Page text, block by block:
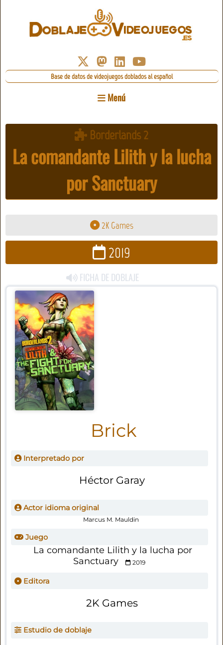
Base de datos de videojuegos doblados al español
Menú
Borderlands 2
La comandante Lilith y la lucha
por Sanctuary
2K Games
2019
FICHA DE DOBLAJE
Brick
Interpretado por
Héctor Garay
Actor idioma original
Marcus M. Mauldin
Juego
La comandante Lilith y la lucha por
Sanctuary
2019
Editora
2K Games
Estudio de doblaje